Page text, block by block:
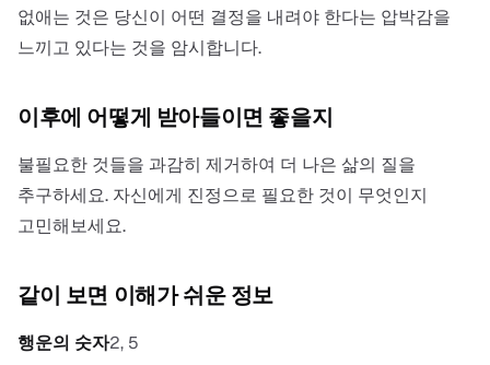
없애는 것은 당신이 어떤 결정을 내려야 한다는 압박감을
느끼고 있다는 것을 암시합니다.
이후에 어떻게 받아들이면 좋을지
불필요한 것들을 과감히 제거하여 더 나은 삶의 질을
추구하세요. 자신에게 진정으로 필요한 것이 무엇인지
고민해보세요.
같이 보면 이해가 쉬운 정보
행운의 숫자2, 5